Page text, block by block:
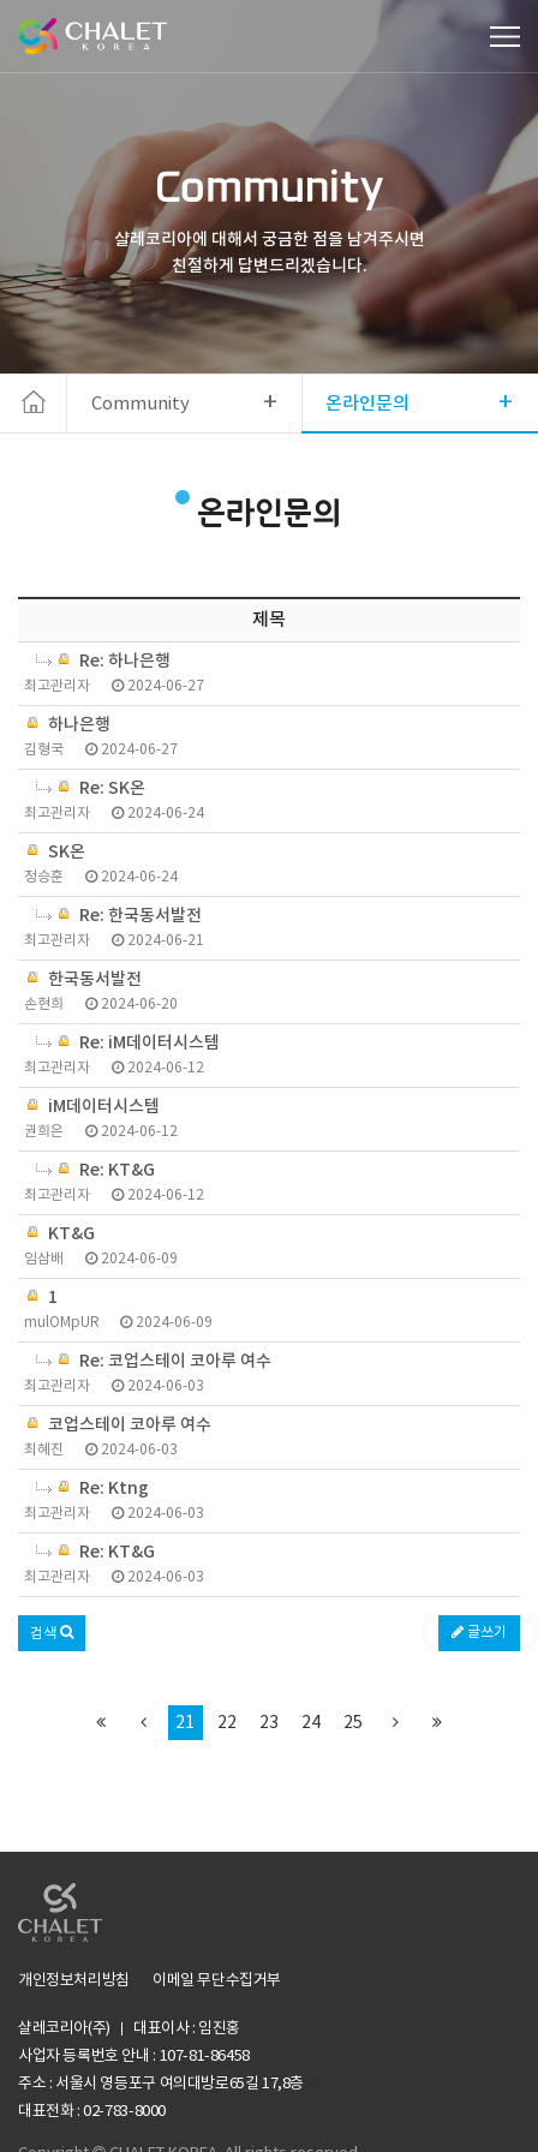
Community
샬레코리아에 대해서 궁금한 점을 남겨주시면
친절하게 답변드리겠습니다.
Community + 온라인문의 +
온라인문의
제목
Re: 하나은행
최고관리자 2024-06-27
하나은행
김형국 2024-06-27
Re: SK온
최고관리자 2024-06-24
SK온
정승훈 2024-06-24
Re: 한국동서발전
최고관리자 2024-06-21
한국동서발전
손현희 2024-06-20
Re: iM데이터시스템
최고관리자 2024-06-12
iM데이터시스템
권희은 2024-06-12
Re: KT&G
최고관리자 2024-06-12
KT&G
임삼배 2024-06-09
1
mulOMpUR 2024-06-09
Re: 코업스테이 코아루 여수
최고관리자 2024-06-03
코업스테이 코아루 여수
최혜진 2024-06-03
Re: Ktng
최고관리자 2024-06-03
Re: KT&G
최고관리자 2024-06-03
글쓰기
검색
21 22 23 24 25
개인정보처리방침 이메일 무단수집거부
샬레코리아(주)
대표이사 : 임진홍
사업자 등록번호 안내 : 107-81-86458
주소 : 서울시 영등포구 여의대방로65길 17,8층
대표전화 : 02-783-8000